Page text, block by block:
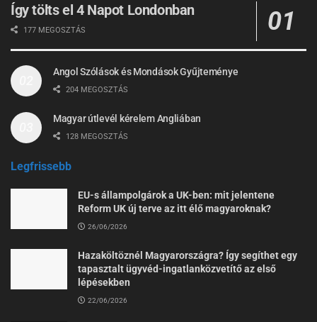
Így tölts el 4 Napot Londonban
177 MEGOSZTÁS
Angol Szólások és Mondások Gyűjteménye
204 MEGOSZTÁS
Magyar útlevél kérelem Angliában
128 MEGOSZTÁS
Legfrissebb
EU-s állampolgárok a UK-ben: mit jelentene
Reform UK új terve az itt élő magyaroknak?
26/06/2026
Hazaköltöznél Magyarországra? Így segíthet egy
tapasztalt ügyvéd-ingatlanközvetítő az első
lépésekben
22/06/2026